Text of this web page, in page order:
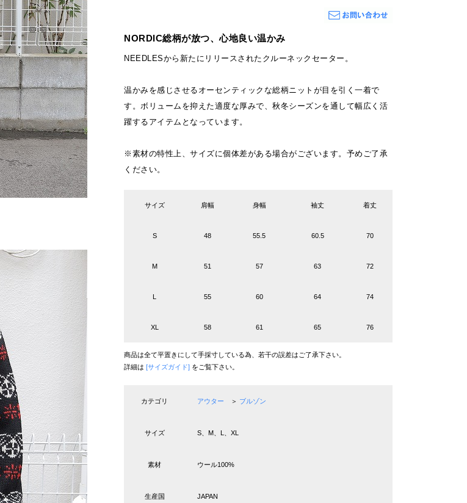
NORDIC総柄が放つ、心地良い温かみ
NEEDLESから新たにリリースされたクルーネックセーター。
温かみを感じさせるオーセンティックな総柄ニットが目を引く一着で
す。ボリュームを抑えた適度な厚みで、秋冬シーズンを通して幅広く活
躍するアイテムとなっています。
※素材の特性上、サイズに個体差がある場合がございます。予めご了承
ください。
サイズ 肩幅 身幅 袖丈 着丈
S 48 55.5 60.5 70
M 51 57 63 72
L 55 60 64 74
XL 58 61 65 76
商品は全て平置きにして手採寸している為、若干の誤差はご了承下さい。
詳細は [サイズガイド] をご覧下さい。
カテゴリ アウター ＞ ブルゾン
サイズ S、M、L、XL
素材 ウール100%
生産国 JAPAN